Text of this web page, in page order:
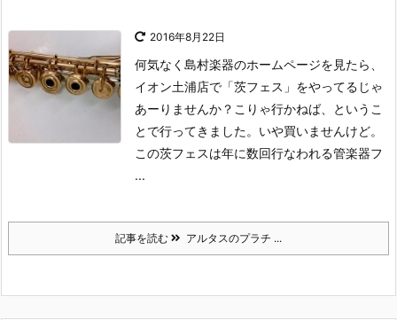
2016年8月22日
何気なく島村楽器のホームページを見たら、
イオン土浦店で「茨フェス」をやってるじゃ
あーりませんか？ こりゃ行かねば、というこ
とで行ってきました。 いや買いませんけど。
この茨フェスは年に数回行なわれる管楽器フ
...
記事を読む アルタスのプラチ ...